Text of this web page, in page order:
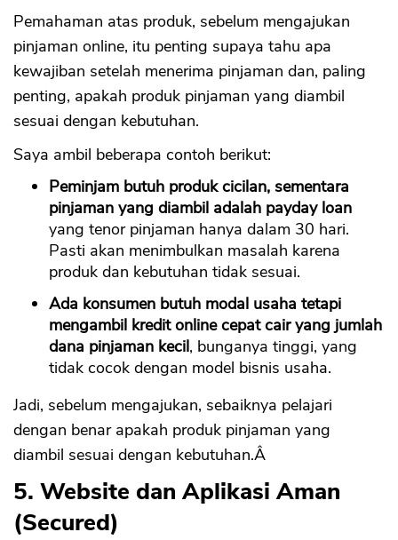
Pemahaman atas produk, sebelum mengajukan
pinjaman online, itu penting supaya tahu apa
kewajiban setelah menerima pinjaman dan, paling
penting, apakah produk pinjaman yang diambil
sesuai dengan kebutuhan.
Saya ambil beberapa contoh berikut:
Peminjam butuh produk cicilan, sementara
pinjaman yang diambil adalah payday loan
yang tenor pinjaman hanya dalam 30 hari.
Pasti akan menimbulkan masalah karena
produk dan kebutuhan tidak sesuai.
Ada konsumen butuh modal usaha tetapi
mengambil kredit online cepat cair yang jumlah
dana pinjaman kecil, bunganya tinggi, yang
tidak cocok dengan model bisnis usaha.
Jadi, sebelum mengajukan, sebaiknya pelajari
dengan benar apakah produk pinjaman yang
diambil sesuai dengan kebutuhan.Â
5. Website dan Aplikasi Aman
(Secured)